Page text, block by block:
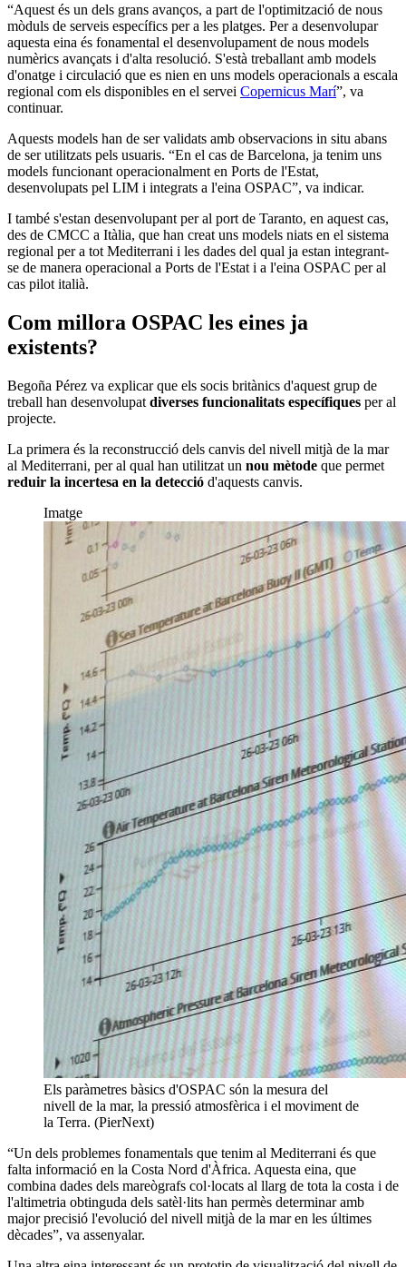
“Aquest és un dels grans avanços, a part de l'optimització de nous
mòduls de serveis específics per a les platges. Per a desenvolupar
aquesta eina és fonamental el desenvolupament de nous models
numèrics avançats i d'alta resolució. S'està treballant amb models
d'onatge i circulació que es nien en uns models operacionals a escala
regional com els disponibles en el servei Copernicus Marí”, va
continuar.
Aquests models han de ser validats amb observacions in situ abans
de ser utilitzats pels usuaris. “En el cas de Barcelona, ja tenim uns
models funcionant operacionalment en Ports de l'Estat,
desenvolupats pel LIM i integrats a l'eina OSPAC”, va indicar.
I també s'estan desenvolupant per al port de Taranto, en aquest cas,
des de CMCC a Itàlia, que han creat uns models niats en el sistema
regional per a tot Mediterrani i les dades del qual ja estan integrant-
se de manera operacional a Ports de l'Estat i a l'eina OSPAC per al
cas pilot italià.
Com millora OSPAC les eines ja
existents?
Begoña Pérez va explicar que els socis britànics d'aquest grup de
treball han desenvolupat diverses funcionalitats específiques per al
projecte.
La primera és la reconstrucció dels canvis del nivell mitjà de la mar
al Mediterrani, per al qual han utilitzat un nou mètode que permet
reduir la incertesa en la detecció d'aquests canvis.
Imatge
Els paràmetres bàsics d'OSPAC són la mesura del
nivell de la mar, la pressió atmosfèrica i el moviment de
la Terra. (PierNext)
“Un dels problemes fonamentals que tenim al Mediterrani és que
falta informació en la Costa Nord d'Àfrica. Aquesta eina, que
combina dades dels mareògrafs col·locats al llarg de tota la costa i de
l'altimetria obtinguda dels satèl·lits han permès determinar amb
major precisió l'evolució del nivell mitjà de la mar en les últimes
dècades”, va assenyalar.